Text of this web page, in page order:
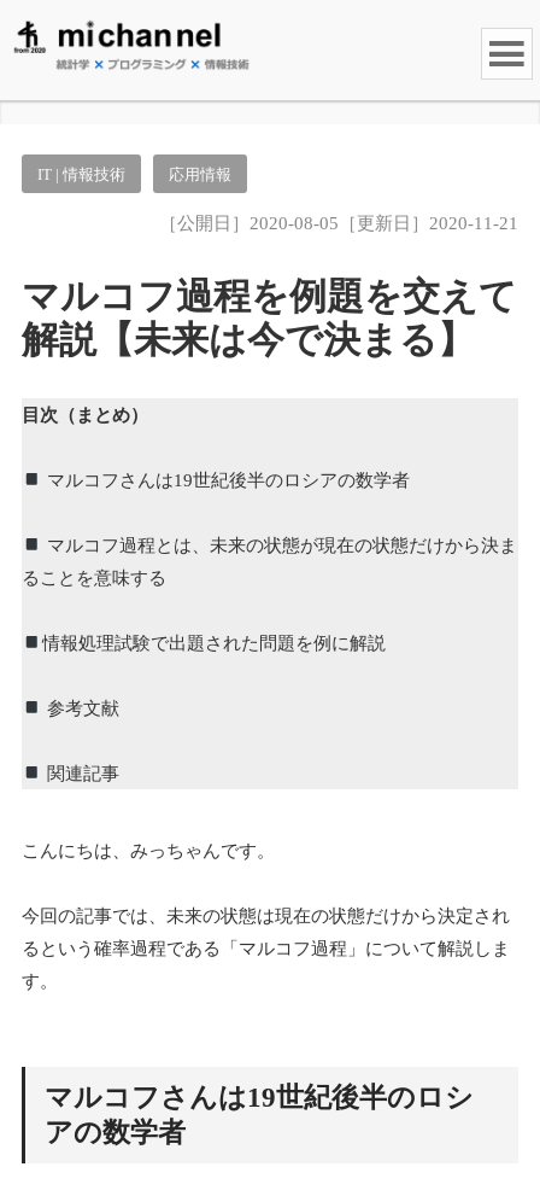
IT | 情報技術 応用情報
［公開日］2020-08-05［更新日］2020-11-21
マルコフ過程を例題を交えて
解説【未来は今で決まる】
目次（まとめ）
マルコフさんは19世紀後半のロシアの数学者
マルコフ過程とは、未来の状態が現在の状態だけから決ま
ることを意味する
情報処理試験で出題された問題を例に解説
参考文献
関連記事
こんにちは、みっちゃんです。
今回の記事では、未来の状態は現在の状態だけから決定され
るという確率過程である「マルコフ過程」について解説しま
す。
マルコフさんは19世紀後半のロシ
アの数学者